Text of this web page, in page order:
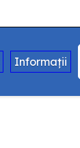
Informații